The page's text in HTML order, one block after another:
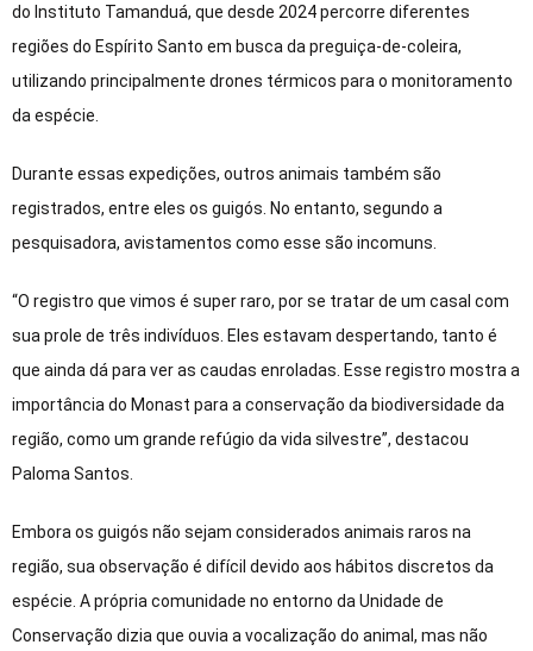
do Instituto Tamanduá, que desde 2024 percorre diferentes
regiões do Espírito Santo em busca da preguiça-de-coleira,
utilizando principalmente drones térmicos para o monitoramento
da espécie.
Durante essas expedições, outros animais também são
registrados, entre eles os guigós. No entanto, segundo a
pesquisadora, avistamentos como esse são incomuns.
“O registro que vimos é super raro, por se tratar de um casal com
sua prole de três indivíduos. Eles estavam despertando, tanto é
que ainda dá para ver as caudas enroladas. Esse registro mostra a
importância do Monast para a conservação da biodiversidade da
região, como um grande refúgio da vida silvestre”, destacou
Paloma Santos.
Embora os guigós não sejam considerados animais raros na
região, sua observação é difícil devido aos hábitos discretos da
espécie. A própria comunidade no entorno da Unidade de
Conservação dizia que ouvia a vocalização do animal, mas não